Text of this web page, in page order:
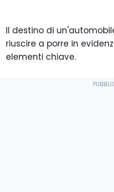
Il destino di
riuscire a porre in
elementi chiave.